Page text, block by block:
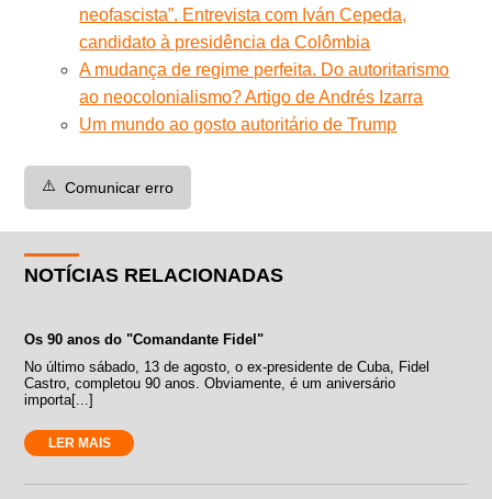
neofascista”. Entrevista com Iván Cepeda,
candidato à presidência da Colômbia
A mudança de regime perfeita. Do autoritarismo
ao neocolonialismo? Artigo de Andrés Izarra
Um mundo ao gosto autoritário de Trump
⚠️ Comunicar erro
NOTÍCIAS RELACIONADAS
Os 90 anos do "Comandante Fidel"
No último sábado, 13 de agosto, o ex-presidente de Cuba, Fidel
Castro, completou 90 anos. Obviamente, é um aniversário
importa[...]
LER MAIS